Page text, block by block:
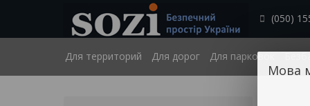
(050)
Для территорий Для дорог Для парковок
Мова